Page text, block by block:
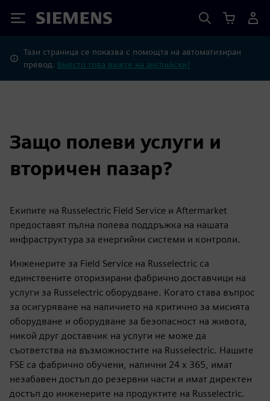
Siemens
Тази страница се показва с помощта на автоматизиран
превод. Вместо това вижте на английски?
Защо полеви услуги и
вторичен пазар?
Екипите на Russelectric Field Service и Aftermarket
предоставят пълна полева поддръжка на нашата
инфраструктура за енергийни системи и контроли.
Инженерите за Field Service на Russelectric са
единствените оторизирани фабрично доставчици на
услуги за Russelectric оборудване. Когато става въпрос
за осигуряване на наличието на критично за мисията
оборудване и оборудване за безопасност на живота,
никой друг доставчик на услуги не може да
съответства на възможностите на Russelectric. Нашите
FSE са фабрично обучени, налични 24 x 365, имат
незабавен достъп до резервни части и имат директен
достъп до инженерите на продуктите на Russelectric.